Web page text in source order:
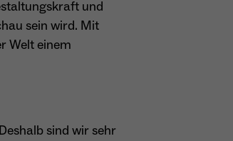
und
sein wird. Mit
Welt einem
sind wir sehr